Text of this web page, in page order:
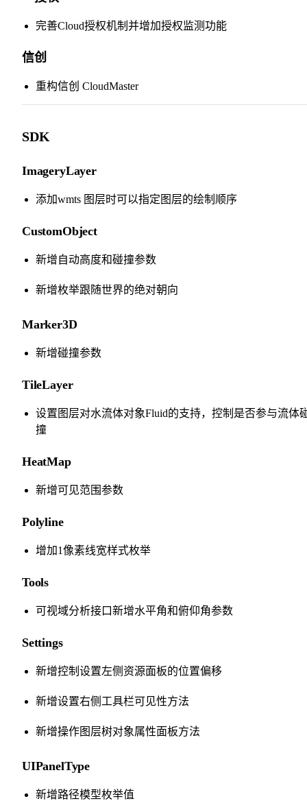
完善Cloud授权机制并增加授权监测功能
信创
重构信创 CloudMaster
SDK
ImageryLayer
添加wmts 图层时可以指定图层的绘制顺序
CustomObject
新增自动高度和碰撞参数
新增枚举跟随世界的绝对朝向
Marker3D
新增碰撞参数
TileLayer
设置图层对水流体对象Fluid的支持，控制是否参与流体
撞
HeatMap
新增可见范围参数
Polyline
增加1像素线宽样式枚举
Tools
可视域分析接口新增水平角和俯仰角参数
Settings
新增控制设置左侧资源面板的位置偏移
新增设置右侧工具栏可见性方法
新增操作图层树对象属性面板方法
UIPanelType
新增路径模型枚举值